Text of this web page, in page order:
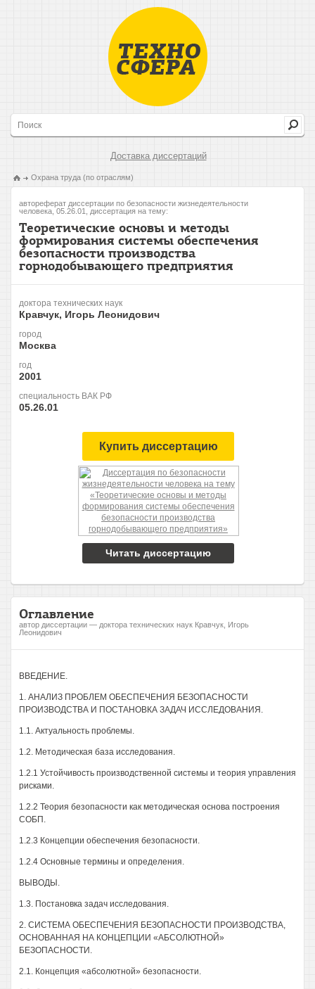
Доставка диссертаций
Охрана труда (по отраслям)
автореферат диссертации по безопасности жизнедеятельности
человека, 05.26.01, диссертация на тему:
Теоретические основы и методы
формирования системы обеспечения
безопасности производства
горнодобывающего предприятия
доктора технических наук
Кравчук, Игорь Леонидович
город
Москва
год
2001
специальность ВАК РФ
05.26.01
Купить диссертацию
Читать диссертацию
Оглавление
автор диссертации — доктора технических наук Кравчук, Игорь
Леонидович
ВВЕДЕНИЕ.
1. АНАЛИЗ ПРОБЛЕМ ОБЕСПЕЧЕНИЯ БЕЗОПАСНОСТИ
ПРОИЗВОДСТВА И ПОСТАНОВКА ЗАДАЧ ИССЛЕДОВАНИЯ.
1.1. Актуальность проблемы.
1.2. Методическая база исследования.
1.2.1 Устойчивость производственной системы и теория управления
рисками.
1.2.2 Теория безопасности как методическая основа построения
СОБП.
1.2.3 Концепции обеспечения безопасности.
1.2.4 Основные термины и определения.
ВЫВОДЫ.
1.3. Постановка задач исследования.
2. СИСТЕМА ОБЕСПЕЧЕНИЯ БЕЗОПАСНОСТИ ПРОИЗВОДСТВА,
ОСНОВАННАЯ НА КОНЦЕПЦИИ «АБСОЛЮТНОЙ»
БЕЗОПАСНОСТИ.
2.1. Концепция «абсолютной» безопасности.